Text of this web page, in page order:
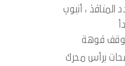
، أنبوب
فوهة
برأس محرك